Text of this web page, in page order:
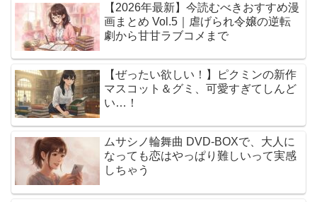
【2026年最新】今読むべきおすすめ漫
画まとめ Vol.5｜虐げられ令嬢の逆転
劇から甘甘ラブコメまで
【ぜったい欲しい！】ピクミンの新作
マスコット＆グミ、可愛すぎてしんど
い…！
ムサシノ輪舞曲 DVD-BOXで、大人に
なっても恋はやっぱり難しいって実感
しちゃう